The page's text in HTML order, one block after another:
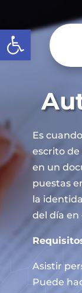
Abrir barra de
Es
escrito
en un
puestas
la
del día en
Asistir
Puede